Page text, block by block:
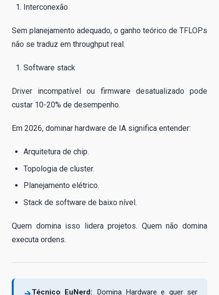
Interconexão
Sem planejamento adequado, o ganho teórico de TFLOPs
não se traduz em throughput real.
Software stack
Driver incompatível ou firmware desatualizado pode
custar 10-20% de desempenho.
Em 2026, dominar hardware de IA significa entender:
Arquitetura de chip.
Topologia de cluster.
Planejamento elétrico.
Stack de software de baixo nível.
Quem domina isso lidera projetos. Quem não domina
executa ordens.
Técnico EuNerd: Domina Hardware e quer ser